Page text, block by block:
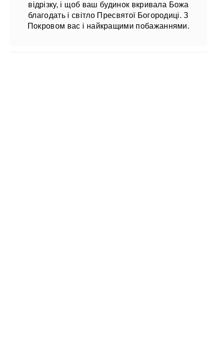
відрізку, і щоб ваш будинок вкривала Божа
благодать і світло Пресвятої Богородиці. З
Покровом вас і найкращими побажаннями.